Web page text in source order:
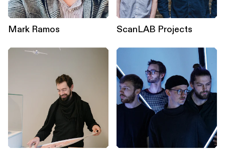
Mark Ramos ScanLAB Projects